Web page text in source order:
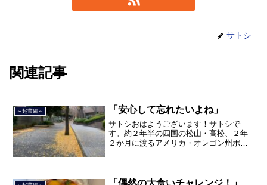
サトシ
関連記事
～起業編～ 「安心して忘れたいよね」
サトシおはようございます！サトシで
す。約２年半の四国の松山・高松、２年
２か月に渡るアメリカ・オレゴン州ポー
て、２０２１年３月９日より東...